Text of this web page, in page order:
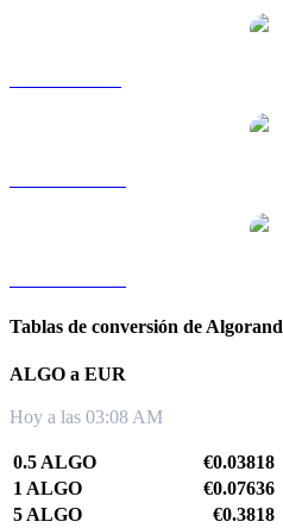
Tablas de conversión de Algorand
ALGO a EUR
Hoy a las 03:08 AM
0.5 ALGO
€0.03818
1 ALGO
€0.07636
5 ALGO
€0.3818